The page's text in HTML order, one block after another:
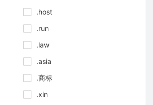
.host
.run
.law
.asia
.商标
.xin